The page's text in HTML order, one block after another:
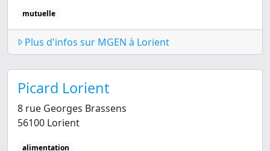
mutuelle
Plus d'infos sur MGEN à Lorient
Picard Lorient
8 rue Georges Brassens
56100 Lorient
alimentation